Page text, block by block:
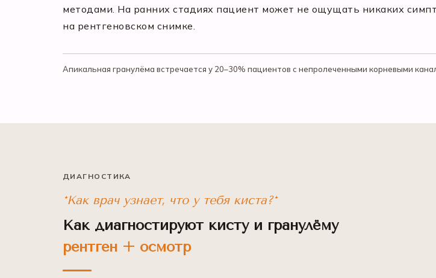
методами. На ранних стадиях пациент может не ощущать никаких
на рентгеновском снимке.
Апикальная гранулёма встречается у 20–30% пациентов с непролеченными корневыми
ДИАГНОСТИКА
*Как врач узнает, что у тебя киста?*
Как диагностируют кисту и гранулёму
рентген + осмотр